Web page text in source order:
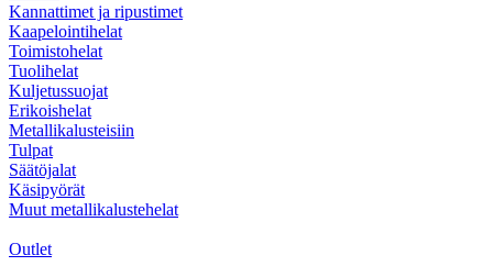
Kannattimet ja ripustimet
Kaapelointihelat
Toimistohelat
Tuolihelat
Kuljetussuojat
Erikoishelat
Metallikalusteisiin
Tulpat
Säätöjalat
Käsipyörät
Muut metallikalustehelat
Outlet